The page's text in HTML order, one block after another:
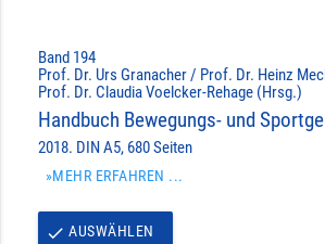
Band 194
Prof. Dr. Urs Granacher / Prof. Dr. Heinz
Prof. Dr. Claudia Voelcker-Rehage (Hrsg.)
Handbuch Bewegungs- und
2018. DIN A5, 680 Seiten
»MEHR ERFAHREN ...
done AUSWÄHLEN